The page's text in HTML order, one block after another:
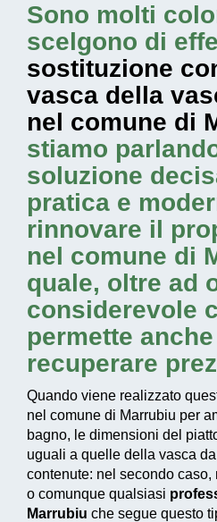
Sono molti
scelgono di
sostituzione
vasca della
nel comune di
stiamo
soluzione
pratica e
rinnovare il
nel comune di
quale, oltre ad
considerevole
permette
recuperare
Quando viene realizzato
nel comune di Marrubiu per
bagno, le dimensioni del
uguali a quelle della vasca
contenute: nel secondo caso,
o comunque qualsiasi
Marrubiu che segue questo